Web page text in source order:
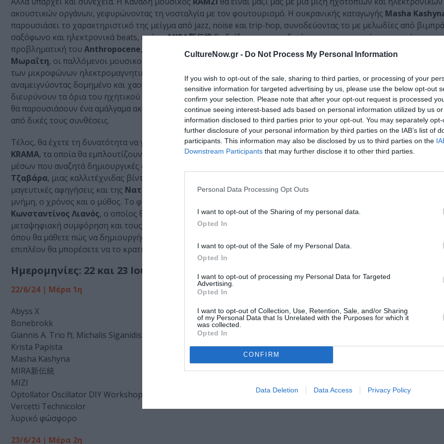
CultureNow.gr - Do Not Process My Personal Information
If you wish to opt-out of the sale, sharing to third parties, or processing of your
sensitive information for targeted advertising by us, please use the below opt-out
confirm your selection. Please note that after your opt-out request is processed
continue seeing interest-based ads based on personal information utilized by us
information disclosed to third parties prior to your opt-out. You may separately
further disclosure of your personal information by third parties on the IAB’s list of
participants. This information may also be disclosed by us to third parties on the
Downstream Participants that may further disclose it to other third parties.
Personal Data Processing Opt Outs
I want to opt-out of the Sharing of my personal data.
Opted In
I want to opt-out of the Sale of my Personal Data.
Opted In
I want to opt-out of processing my Personal Data for Targeted
Advertising.
Opted In
I want to opt-out of Collection, Use, Retention, Sale, and/or Sharing
of my Personal Data that Is Unrelated with the Purposes for which it
was collected.
Opted In
CONFIRM
Data Deletion Data Access Privacy Policy
ακουστικών οργάνων, γεφυρώνοντας τη νοσταλγία με τον φουτουρισμό. Η ουκρανικής καταγωγής Masha
παρουσιάσει το χαρακτηριστικό της μείγμα από jazz, noise και trip-hop, συνοδεύοντας το με μελωδίες από
σαξόφωνο και ηλεκτρονικά beats, ενώ οιMIRA新伝統θα δείξουν τη μοναδική οπτικοακουστική τους παράσταση
προβληματική του Anthropocene, της ετερότητας και της μετα-ανθρωπότητας. Κατά τη διάρκεια της performance
Μωραΐτη, οι παλλόμενοι μουσικοί ρυθμοί θα μπλεχτούν με το αιθέριο βουητό των
των μικροφώνων ηλεκτρομαγνητικού πεδίου και των αναλογικών synthesizers. Το ντουέτο
αναμειγνύοντας δομημένο και χαοτικό ηχητικό σχεδιασμό με αυτοδημιούργητα μουσικά όργανα και projections.
διευρύνουν τα όρια του ηχητικού πειραματισμού μέσα από αυτοσχεδιασμούς και συνθέσεις πλούσιες σε υφές,
θα παρουσιάσουν ένα αμάλγαμα ακουστικών και ηλεκτρονικών ηχοτοπίων, επαναπροσδιορίζοντας τους φυσικούς
από δικές τους συνθέσεις.
Τέλος, θα έχετε τη δυνατότητα να γνωρίσετε έργα ταλαντούχων εικαστικών καλλιτεχνών που αποτελούν ζωτικό
KRAMA, τα οποία θα εμπλουτίζουν τις συναυλίες, και συγκεκριμένα: τηςΑλεξάνδρας Νιάκα, μιας καλλιτέχνιδας
μέσων που αναζητά δημιουργικές απαντήσεις σε ερωτήματα που αφορούν τη σχέση ανθρώπου και τεχνολογίας,
Τζαβάρα, μιας καλλιτέχνιδας βίντεο που ενώνει το ψηφιακό πεδίο και το φυσικό σώμα προκειμένου να
μαγευτικές αφηγήσεις και της Ναταλίας Μαντά
, εικαστικού που κατασκευάζει ένα συμβολικό σύμπαν στο οποίο
μνήμη, ο χρόνος και ο μύθος. Tο φεστιβάλ θα φιλοξενήσει επίσης το
Κωνσταντίνος Λιανός, ο οποίος θα εκθέσει έργα σε συνεργασία με τονΧρήστο Ιωάννουπου πειραματίζονται με
μεταψηφιακή συμφόρηση και τους δυϊσμούς ψηφιακού/υλικού, καθώς και ένα DIY εργαστήριο με τίτλο
όπου θα μάθετε πώς να δημιουργήσετε από το μηδέν το βασικό κύκλωμα ενός συνθεσάιζερ και να το ελέγξετε με
επιπλέον θα μπορέσετε να το κρατήσετε στο τέλος!
Ημερομηνίες: 22 και 23 Ιουνίου 2024
22/6/24 | Μέρα 1η
Abyss X
Bonebrokk
Giannis A. Trio ft. Michalis Siganidis
Krista Papista
Masha Kashyna
MIRA新伝統
MIZI
Optollator Oscillator DIY Workshop
Vercetti Technicolor
λυρικό φώσφορο
23/6/24 | Μέρα 2η